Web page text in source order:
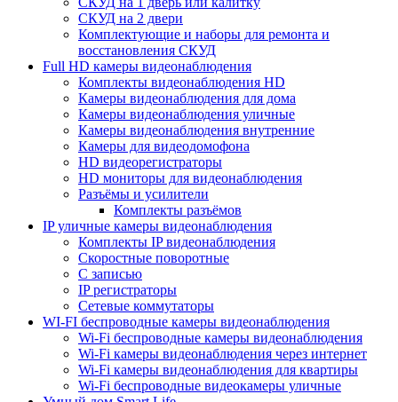
СКУД на 2 двери
Комплектующие и наборы для ремонта и
восстановления СКУД
Full HD камеры видеонаблюдения
Комплекты видеонаблюдения HD
Камеры видеонаблюдения для дома
Камеры видеонаблюдения уличные
Камеры видеонаблюдения внутренние
Камеры для видеодомофона
HD видеорегистраторы
HD мониторы для видеонаблюдения
Разъёмы и усилители
Комплекты разъёмов
IP уличные камеры видеонаблюдения
Комплекты IP видеонаблюдения
Скоростные поворотные
С записью
IP регистраторы
Сетевые коммутаторы
WI-FI беспроводные камеры видеонаблюдения
Wi-Fi беспроводные камеры видеонаблюдения
Wi-Fi камеры видеонаблюдения через интернет
Wi-Fi камеры видеонаблюдения для квартиры
Wi-Fi беспроводные видеокамеры уличные